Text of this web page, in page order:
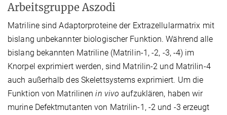
Arbeitsgruppe Aszodi
Matriline sind Adaptorproteine der Extrazellularmatrix mit
bislang unbekannter biologischer Funktion. Während alle
bislang bekannten Matriline (Matrilin-1, -2, -3, -4) im
Knorpel exprimiert werden, sind Matrilin-2 und Matrilin-4
auch außerhalb des Skelettsystems exprimiert. Um die
Funktion von Matrilinenin vivo aufzuklären, haben wir
murine Defektmutanten von Matrilin-1, -2 und -3 erzeugt